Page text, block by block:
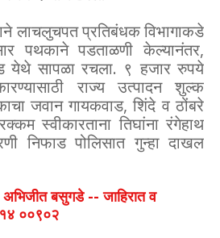
लाचलुचपत प्रतिबंधक विभागाकडे
पथकाने पडताळणी केल्यानंतर,
येथे सापळा रचला. ९ हजार रुपये
राज्य उत्पादन शुल्क
जवान गायकवाड, शिंदे व ठोंबरे
स्वीकारताना तिघांना रंगेहाथ
निफाड पोलिसात गुन्हा दाखल
अभिजीत बसुगडे -- जाहिरात व
००९०२